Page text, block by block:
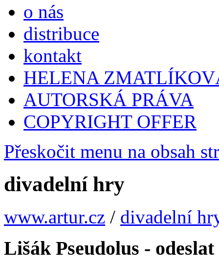
o nás
distribuce
kontakt
HELENA
AUTORSKÁ PRÁVA
COPYRIGHT OFFER
Přeskočit menu na obsah
divadelní hry
www.artur.cz / divadelní
Lišák Pseudolus -